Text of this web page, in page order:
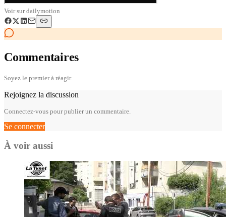
Voir surdailymotion
Commentaires
Soyez le premier à réagir.
Rejoignez la discussion
Connectez-vous pour publier un commentaire.
Se connecter
À voir aussi